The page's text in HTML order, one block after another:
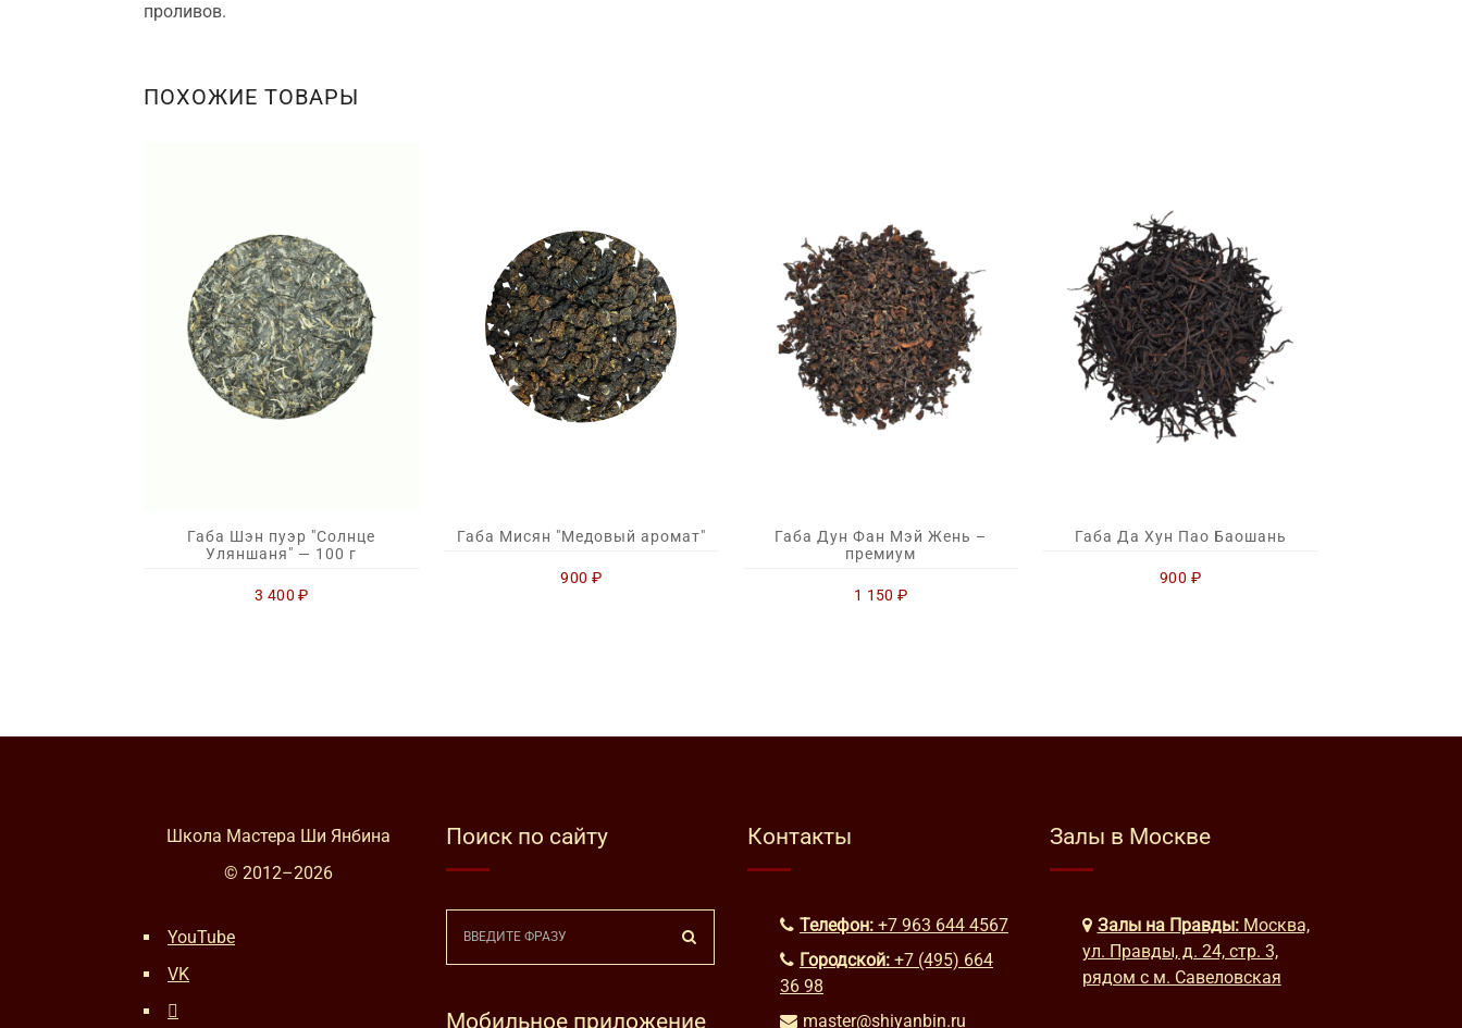
проливов.
ПОХОЖИЕ ТОВАРЫ
Габа Шэн пуэр "Солнце
Уляншаня" — 100 г
3 400₽
Габа Мисян "Медовый аромат"
900 ₽
Габа Дун Фан Мэй Жень –
премиум
1 150₽
Габа Да Хун Пао Баошань
900 ₽
Школа Мастера Ши Янбина
© 2012–2026
YouTube
VK
Поиск по сайту
Мобильное приложение
Контакты
Телефон: +7 963 644 4567
Городской: +7 (495) 664
36 98
master@shiyanbin.ru
Залы в Москве
Залы на Правды: Москва,
ул. Правды, д. 24, стр. 3,
рядом с м. Савеловская